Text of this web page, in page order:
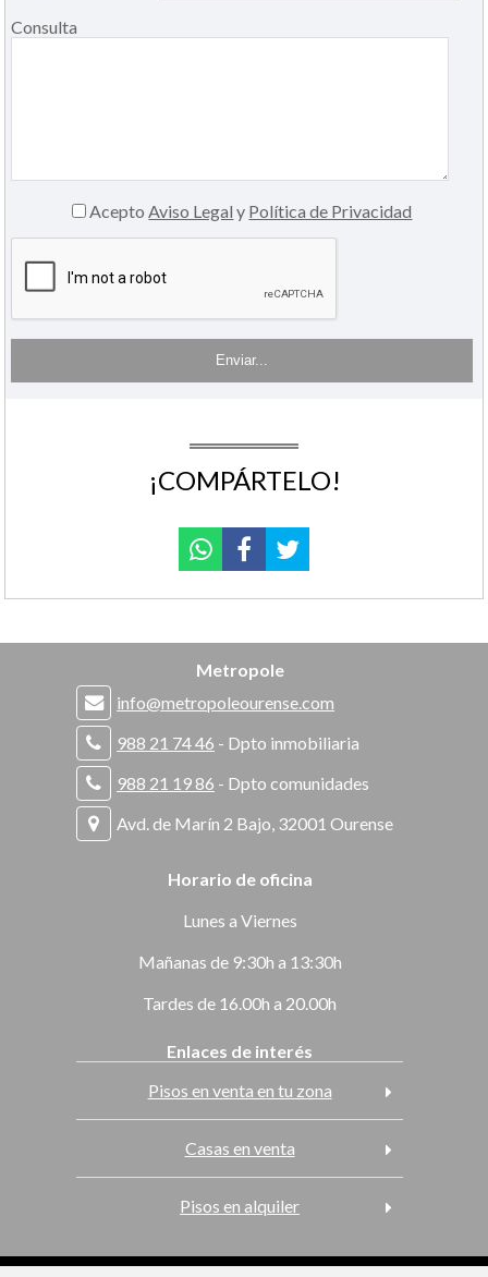
¡COMPÁRTELO!
Consulta
AceptoAviso Legal y Política de Privacidad
Metropole
info@metropoleourense.com
988 21 74 46 - Dpto inmobiliaria
988 21 19 86 - Dpto comunidades
Avd. de Marín 2 Bajo, 32001 Ourense
Horario de oficina
Lunes a Viernes
Mañanas de 9:30h a 13:30h
Tardes de 16.00h a 20.00h
Enlaces de interés
Pisos en venta en tu zona
Casas en venta
Pisos en alquiler